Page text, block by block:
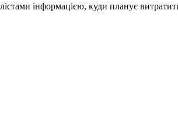
інформацією, куди планує